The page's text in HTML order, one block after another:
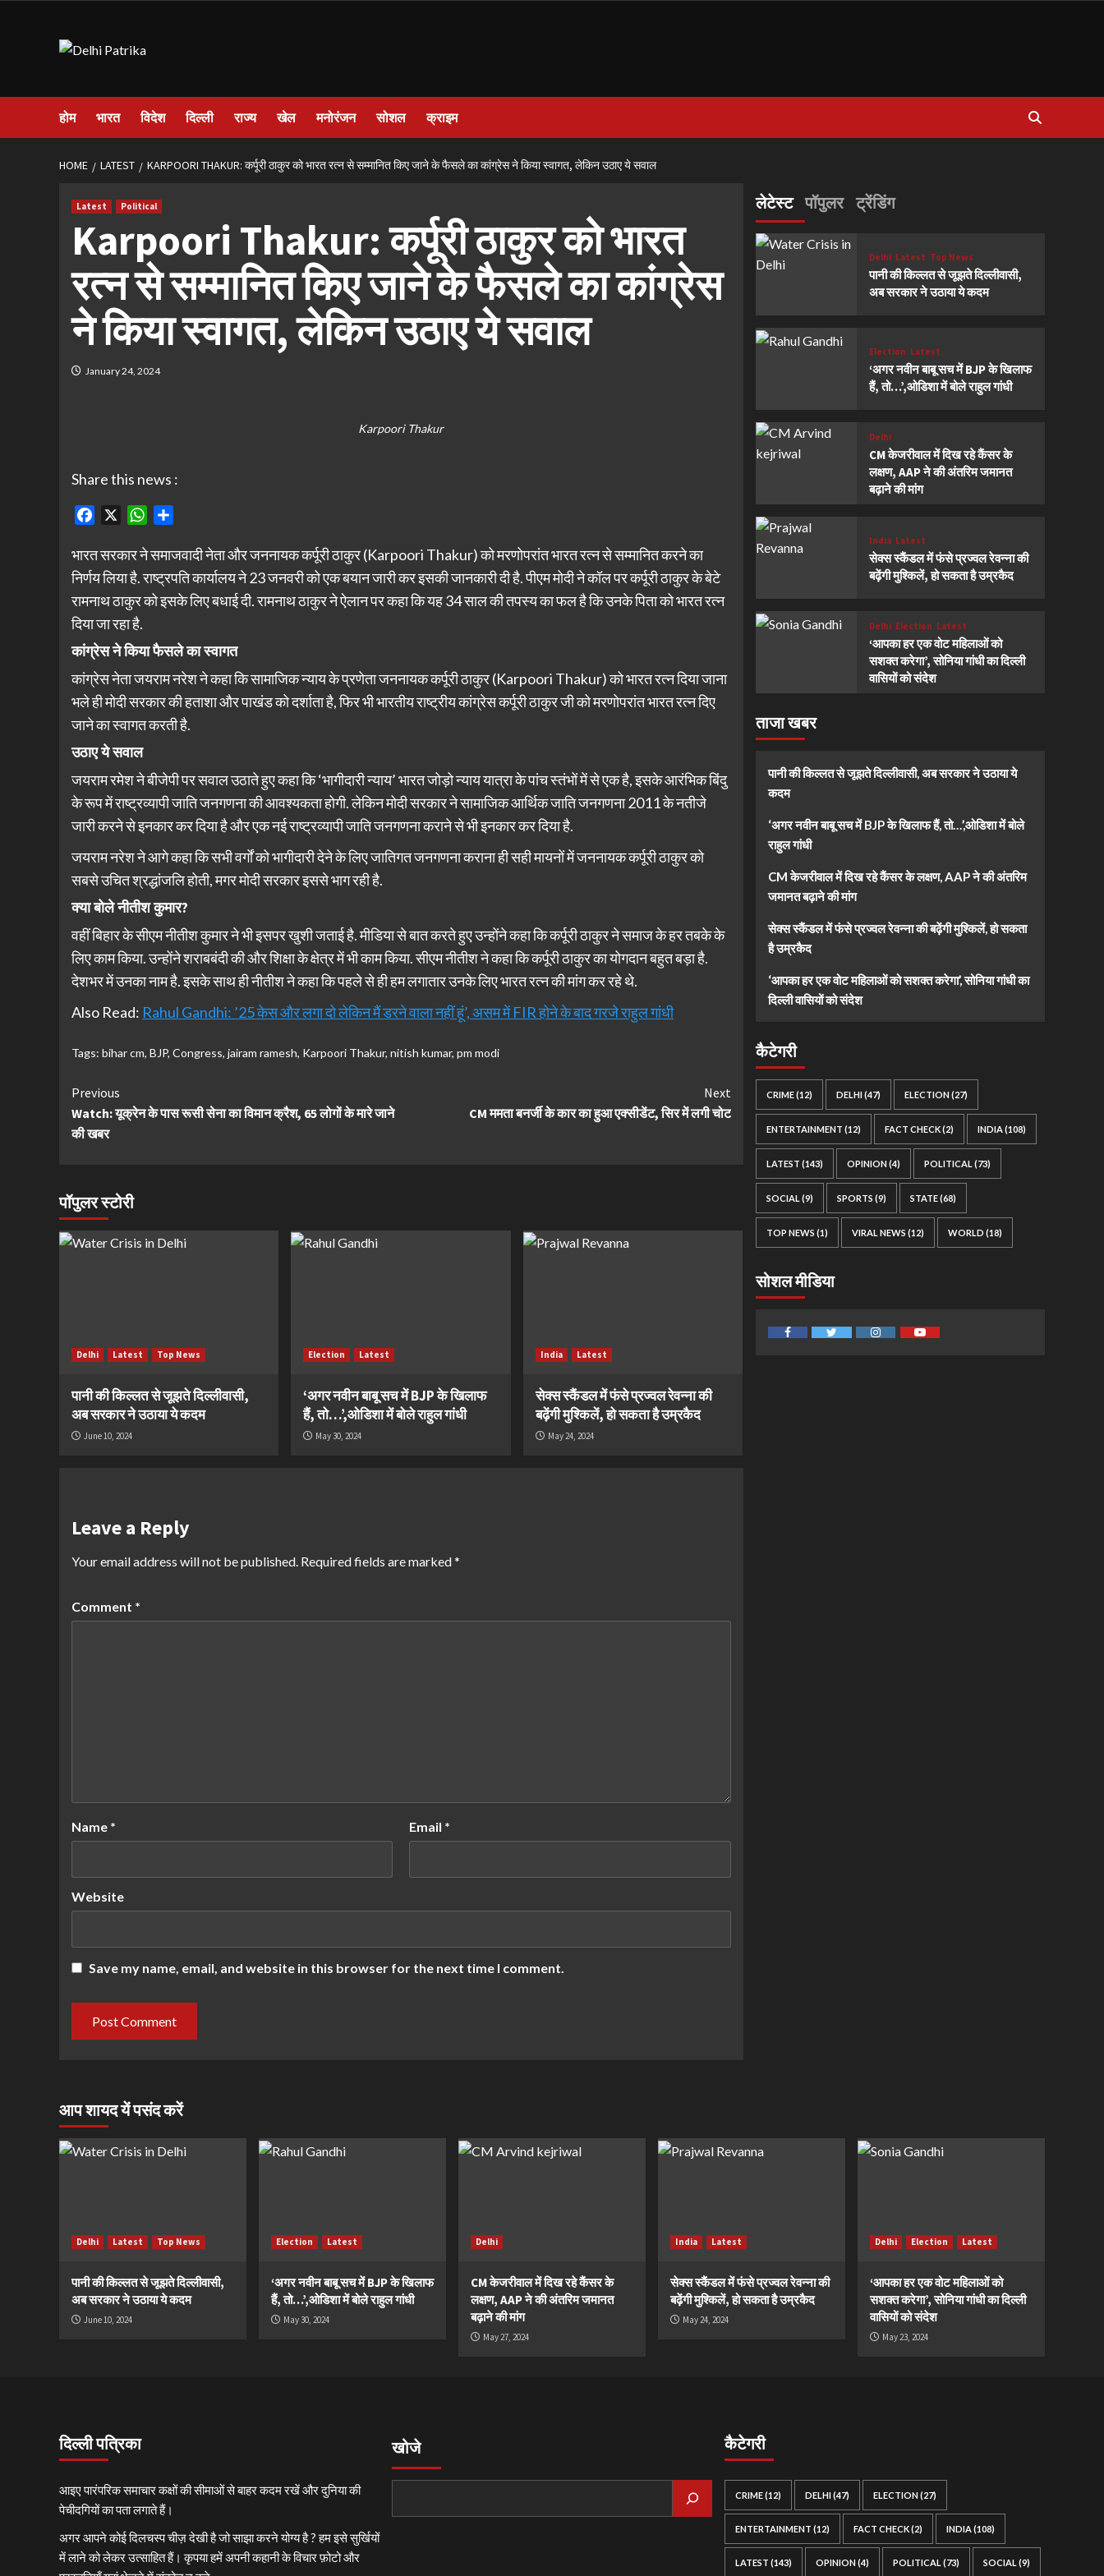
होम भारत विदेश दिल्ली राज्य खेल मनोरंजन सोशल क्राइम
HOME LATEST KARPOORI THAKUR: कर्पूरी ठाकुर को भारत रत्न से सम्मानित किए जाने के फैसले का कांग्रेस ने किया स्वागत, लेकिन उठाए ये सवाल
Latest Political
Karpoori Thakur: कर्पूरी ठाकुर को भारत
रत्न से सम्मानित किए जाने के फैसले का कांग्रेस
ने किया स्वागत, लेकिन उठाए ये सवाल
January 24, 2024
Karpoori Thakur
Share this news :
Facebook WhatsApp
भारत सरकार ने समाजवादी नेता और जननायक कर्पूरी ठाकुर (Karpoori Thakur) को मरणोपरांत भारत रत्न से सम्मानित करने का
निर्णय लिया है. राष्ट्रपति कार्यालय ने 23 जनवरी को एक बयान जारी कर इसकी जानकारी दी है. पीएम मोदी ने कॉल पर कर्पूरी ठाकुर के बेटे
रामनाथ ठाकुर को इसके लिए बधाई दी. रामनाथ ठाकुर ने ऐलान पर कहा कि यह 34 साल की तपस्य का फल है कि उनके पिता को भारत रत्न
दिया जा रहा है.
कांग्रेस ने किया फैसले का स्वागत
कांग्रेस नेता जयराम नरेश ने कहा कि सामाजिक न्याय के प्रणेता जननायक कर्पूरी ठाकुर (Karpoori Thakur) को भारत रत्न दिया जाना
भले ही मोदी सरकार की हताशा और पाखंड को दर्शाता है, फिर भी भारतीय राष्ट्रीय कांग्रेस कर्पूरी ठाकुर जी को मरणोपरांत भारत रत्न दिए
जाने का स्वागत करती है.
उठाए ये सवाल
जयराम रमेश ने बीजेपी पर सवाल उठाते हुए कहा कि ‘भागीदारी न्याय’ भारत जोड़ो न्याय यात्रा के पांच स्तंभों में से एक है, इसके आरंभिक बिंदु
के रूप में राष्ट्रव्यापी जाति जनगणना की आवश्यकता होगी. लेकिन मोदी सरकार ने सामाजिक आर्थिक जाति जनगणना 2011 के नतीजे
जारी करने से इनकार कर दिया है और एक नई राष्ट्रव्यापी जाति जनगणना कराने से भी इनकार कर दिया है.
जयराम नरेश ने आगे कहा कि सभी वर्गों को भागीदारी देने के लिए जातिगत जनगणना कराना ही सही मायनों में जननायक कर्पूरी ठाकुर को
सबसे उचित श्रद्धांजलि होती, मगर मोदी सरकार इससे भाग रही है.
क्या बोले नीतीश कुमार?
वहीं बिहार के सीएम नीतीश कुमार ने भी इसपर खुशी जताई है. मीडिया से बात करते हुए उन्होंने कहा कि कर्पूरी ठाकुर ने समाज के हर तबके के
लिए काम किया. उन्होंने शराबबंदी की और शिक्षा के क्षेत्र में भी काम किया. सीएम नीतीश ने कहा कि कर्पूरी ठाकुर का योगदान बहुत बड़ा है.
देशभर में उनका नाम है. इसके साथ ही नीतीश ने कहा कि पहले से ही हम लगातार उनके लिए भारत रत्न की मांग कर रहे थे.
Also Read: Rahul Gandhi: ’25 केस और लगा दो लेकिन मैं डरने वाला नहीं हूं’, असम में FIR होने के बाद गरजे राहुल गांधी
Tags: bihar cm, BJP, Congress, jairam ramesh, Karpoori Thakur, nitish kumar, pm modi
Continue
Reading
Previous
Watch: यूक्रेन के पास रूसी सेना का विमान क्रैश, 65 लोगों के मारे जाने
की खबर
Next
CM ममता बनर्जी के कार का हुआ एक्सीडेंट, सिर में लगी चोट
पॉपुलर स्टोरी
Delhi Latest Top News
पानी की किल्लत से जूझते दिल्लीवासी,
अब सरकार ने उठाया ये कदम
June 10, 2024
Election Latest
‘अगर नवीन बाबू सच में BJP के खिलाफ
हैं, तो…’,ओडिशा में बोले राहुल गांधी
May 30, 2024
India Latest
सेक्स स्कैंडल में फंसे प्रज्वल रेवन्ना की
बढ़ेंगी मुश्किलें, हो सकता है उम्रकैद
May 24, 2024
Leave a Reply
Your email address will not be published. Required fields are marked*
Comment *
Name * Email *
Website
Save my name, email, and website in this browser for the next time I comment.
लेटेस्ट पॉपुलर ट्रेंडिंग
Delhi Latest Top News
पानी की किल्लत से जूझते दिल्लीवासी,
अब सरकार ने उठाया ये कदम
Election Latest
‘अगर नवीन बाबू सच में BJP के खिलाफ
हैं, तो…’,ओडिशा में बोले राहुल गांधी
Delhi
CM केजरीवाल में दिख रहे कैंसर के
लक्षण, AAP ने की अंतरिम जमानत
बढ़ाने की मांग
India Latest
सेक्स स्कैंडल में फंसे प्रज्वल रेवन्ना की
बढ़ेंगी मुश्किलें, हो सकता है उम्रकैद
Delhi Election Latest
‘आपका हर एक वोट महिलाओं को
सशक्त करेगा’, सोनिया गांधी का दिल्ली
वासियों को संदेश
ताजा खबर
पानी की किल्लत से जूझते दिल्लीवासी, अब सरकार ने उठाया ये
कदम
‘अगर नवीन बाबू सच में BJP के खिलाफ हैं, तो…’,ओडिशा में बोले
राहुल गांधी
CM केजरीवाल में दिख रहे कैंसर के लक्षण, AAP ने की अंतरिम
जमानत बढ़ाने की मांग
सेक्स स्कैंडल में फंसे प्रज्वल रेवन्ना की बढ़ेंगी मुश्किलें, हो सकता
है उम्रकैद
‘आपका हर एक वोट महिलाओं को सशक्त करेगा’, सोनिया गांधी का
दिल्ली वासियों को संदेश
कैटेगरी
CRIME(12) DELHI(47) ELECTION(27)
ENTERTAINMENT (12) FACT CHECK(2) INDIA(108)
LATEST (143) OPINION(4) POLITICAL (73)
SOCIAL (9) SPORTS (9) STATE(68)
TOP NEWS (1) VIRAL NEWS (12) WORLD (18)
सोशल मीडिया
FacebookTwitter InstagramYoutube
आप शायद यें पसंद करें
Delhi Latest Top News
पानी की किल्लत से जूझते दिल्लीवासी,
अब सरकार ने उठाया ये कदम
June 10, 2024
Election Latest
‘अगर नवीन बाबू सच में BJP के खिलाफ
हैं, तो…’,ओडिशा में बोले राहुल गांधी
May 30, 2024
Delhi
CM केजरीवाल में दिख रहे कैंसर के
लक्षण, AAP ने की अंतरिम जमानत
बढ़ाने की मांग
May 27, 2024
India Latest
सेक्स स्कैंडल में फंसे प्रज्वल रेवन्ना की
बढ़ेंगी मुश्किलें, हो सकता है उम्रकैद
May 24, 2024
Delhi Election Latest
‘आपका हर एक वोट महिलाओं को
सशक्त करेगा’, सोनिया गांधी का दिल्ली
वासियों को संदेश
May 23, 2024
दिल्ली पत्रिका
आइए पारंपरिक समाचार कक्षों की सीमाओं से बाहर कदम रखें और दुनिया की
पेचीदगियों का पता लगाते हैं।
अगर आपने कोई दिलचस्प चीज़ देखी है जो साझा करने योग्य है ? हम इसे सुर्खियों
में लाने को लेकर उत्साहित हैं। कृपया हमें अपनी कहानी के विचार फ़ोटो और
खोजे कैटेगरी
CRIME(12) DELHI(47) ELECTION(27)
ENTERTAINMENT (12) FACT CHECK(2) INDIA(108)
LATEST (143) OPINION(4) POLITICAL (73) SOCIAL (9)